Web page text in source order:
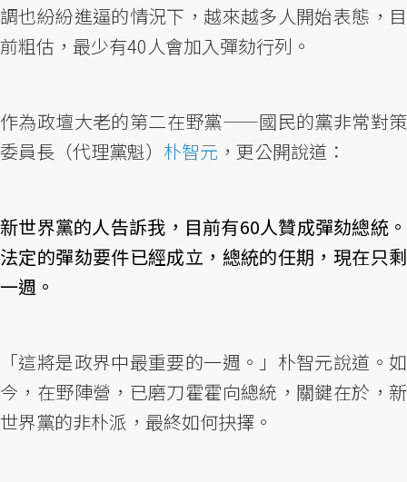
調也紛紛進逼的情況下，越來越多人開始表態，目
前粗估，最少有40人會加入彈劾行列。
作為政壇大老的第二在野黨——國民的黨非常對策
委員長（代理黨魁） 朴智元 ，更公開說道：
新世界黨的人告訴我，目前有60人贊成彈劾總統。
法定的彈劾要件已經成立，總統的任期，現在只剩
一週。
「這將是政界中最重要的一週。」朴智元說道。如
今，在野陣營，已磨刀霍霍向總統，關鍵在於，新
世界黨的非朴派，最終如何抉擇。